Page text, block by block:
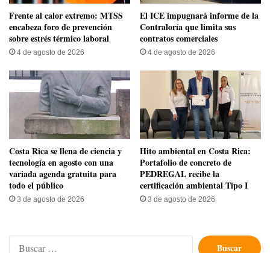
Frente al calor extremo: MTSS
encabeza foro de prevención
sobre estrés térmico laboral
4 de agosto de 2026
El ICE impugnará informe de la
Contraloría que limita sus
contratos comerciales
4 de agosto de 2026
​Costa Rica se llena de ciencia y
tecnología en agosto con una
variada agenda gratuita para
todo el público
3 de agosto de 2026
Hito ambiental en Costa Rica:
Portafolio de concreto de
PEDREGAL recibe la
certificación ambiental Tipo I
3 de agosto de 2026
Buscar: